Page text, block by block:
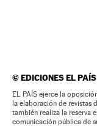
©EDICIONES EL PAÍS
EL PAÍS ejerce la
la elaboración de revistas
también realiza la reserva
comunicación pública de